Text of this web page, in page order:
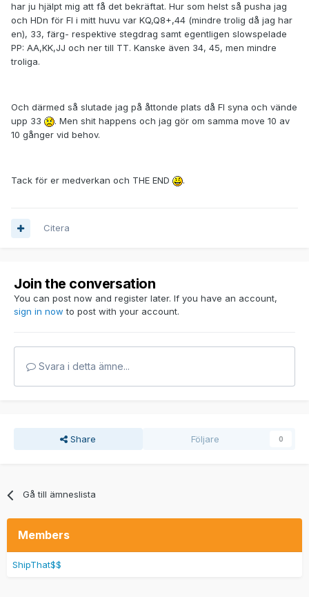
har ju hjälpt mig att få det bekräftat. Hur som helst så pusha jag
och HDn för FI i mitt huvu var KQ,Q8+,44 (mindre trolig då jag har
en), 33, färg- respektive stegdrag samt egentligen slowspelade
PP: AA,KK,JJ och ner till TT. Kanske även 34, 45, men mindre
troliga.
Och därmed så slutade jag på åttonde plats då FI syna och vände
upp 33
. Men shit happens och jag gör om samma move 10 av
10 gånger vid behov.
Tack för er medverkan och THE END .
Citera
Join the conversation
You can post now and register later. If you have an account,
sign in now to post with your account.
Svara i detta ämne...
Share Följare 0
Gå till ämneslista
Members
ShipThat$$